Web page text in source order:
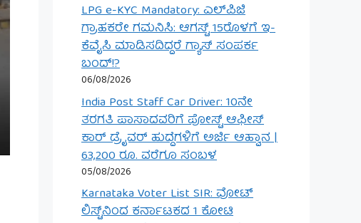
LPG e-KYC Mandatory: ಎಲ್‌ಪಿಜಿ
ಗ್ರಾಹಕರೇ ಗಮನಿಸಿ: ಆಗಸ್ಟ್ 15ರೊಳಗೆ ಇ-
ಕೆವೈಸಿ ಮಾಡಿಸದಿದ್ದರೆ ಗ್ಯಾಸ್ ಸಂಪರ್ಕ
ಬಂದ್!?
06/08/2026
India Post Staff Car Driver: 10ನೇ
ತರಗತಿ ಪಾಸಾದವರಿಗೆ ಪೋಸ್ಟ್ ಆಫೀಸ್
ಕಾರ್ ಡ್ರೈವರ್ ಹುದ್ದೆಗಳಿಗೆ ಅರ್ಜಿ ಆಹ್ವಾನ |
63,200 ರೂ. ವರೆಗೂ ಸಂಬಳ
05/08/2026
Karnataka Voter List SIR: ವೋಟ್
ಲಿಸ್ಟ್‌ನಿಂದ ಕರ್ನಾಟಕದ 1 ಕೋಟಿ